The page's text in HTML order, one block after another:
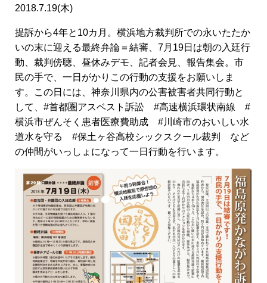
2018.7.19(木)
提訴から4年と10カ月。横浜地方裁判所での永いたたか
いの末に迎える最終弁論＝結審、7月19日は朝の入廷行
動、裁判傍聴、昼休みデモ、記者会見、報告集会。市
民の手で、一日がかりこの行動の支援をお願いしま
す。この日には、神奈川県内の公害被害者共同行動と
して、#首都圏アスベスト訴訟 #高速横浜環状南線 #
横浜市ぜんそく患者医療費助成 #川崎市のおいしい水
道水を守る #保土ヶ谷高校シックスクール裁判 など
の仲間がいっしょになって一日行動を行います。